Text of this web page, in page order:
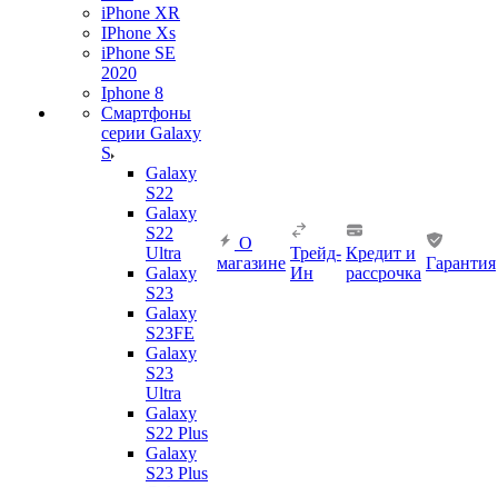
iPhone XR
IPhone Xs
iPhone SE
2020
Iphone 8
Смартфоны
серии Galaxy
S
Galaxy
S22
Galaxy
S22
Ultra
Galaxy
S23
Galaxy
S23FE
Galaxy
S23
Ultra
Galaxy
S22 Plus
Galaxy
S23 Plus
О
магазине
Трейд-
Ин
Кредит и
рассрочка
Гарантия